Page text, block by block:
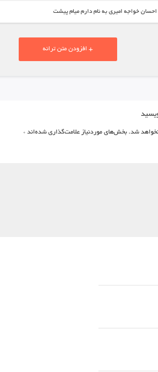
احسان خواجه امیری به نام دارم میام پیشت
+ افزودن متن ترانه
شد. بخش‌های موردنیاز علامت‌گذاری شده‌اند *